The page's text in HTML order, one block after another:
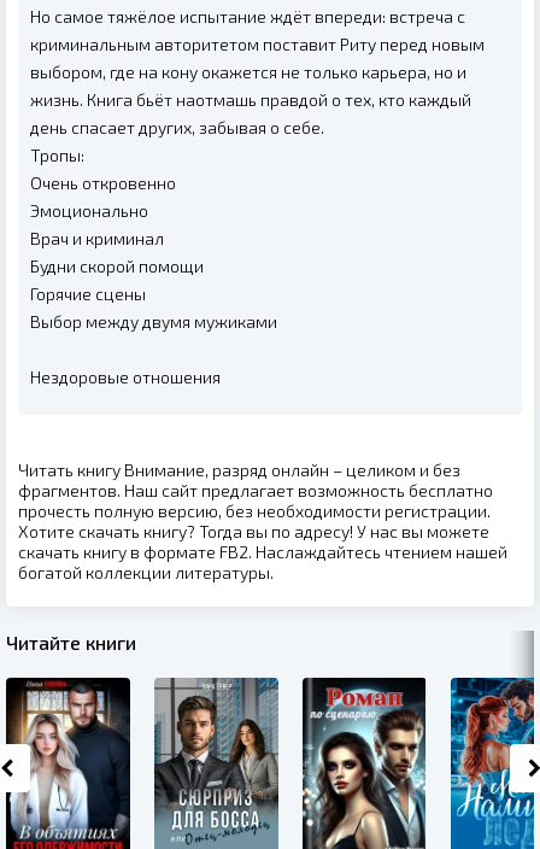
Но самое тяжёлое испытание ждёт впереди: встреча с
криминальным авторитетом поставит Риту перед новым
выбором, где на кону окажется не только карьера, но и
жизнь. Книга бьёт наотмашь правдой о тех, кто каждый
день спасает других, забывая о себе.
Тропы:
Очень откровенно
Эмоционально
Врач и криминал
Будни скорой помощи
Горячие сцены
Выбор между двумя мужиками
Нездоровые отношения
Читать книгу Внимание, разряд онлайн – целиком и без
фрагментов. Наш сайт предлагает возможность бесплатно
прочесть полную версию, без необходимости регистрации.
Хотите скачать книгу? Тогда вы по адресу! У нас вы можете
скачать книгу в формате FB2. Наслаждайтесь чтением нашей
богатой коллекции литературы.
Читайте книги